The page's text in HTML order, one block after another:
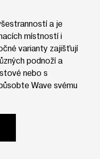
a je
místností i
varianty zajišťují
podnoží a
nebo s
Wave svému